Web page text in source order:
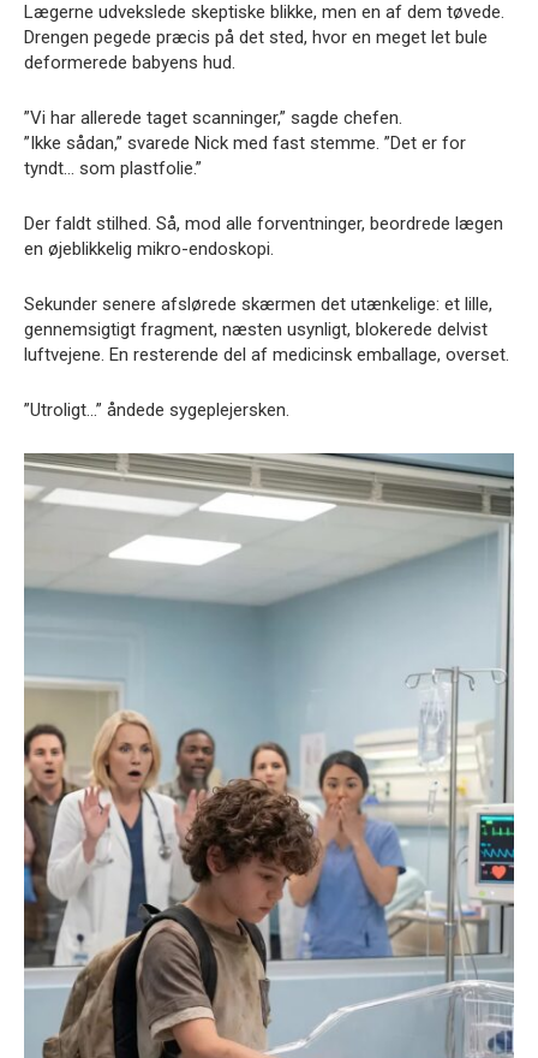
Lægerne udvekslede skeptiske blikke, men en af dem tøvede.
Drengen pegede præcis på det sted, hvor en meget let bule
deformerede babyens hud.
”Vi har allerede taget scanninger,” sagde chefen.
”Ikke sådan,” svarede Nick med fast stemme. ”Det er for
tyndt… som plastfolie.”
Der faldt stilhed. Så, mod alle forventninger, beordrede lægen
en øjeblikkelig mikro-endoskopi.
Sekunder senere afslørede skærmen det utænkelige: et lille,
gennemsigtigt fragment, næsten usynligt, blokerede delvist
luftvejene. En resterende del af medicinsk emballage, overset.
”Utroligt…” åndede sygeplejersken.